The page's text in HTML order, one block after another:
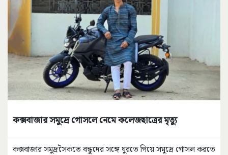
কক্সবাজার সমুদ্রে গোসলে নেমে কলেজছাত্রের মৃত্যু
কক্সবাজার সমুদ্রসৈকতে বন্ধুদের সঙ্গে ঘুরতে গিয়ে সমুদ্রে গোসল করতে